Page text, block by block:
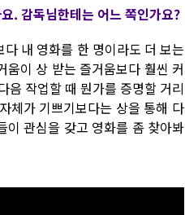
. 감독님한테는 어느 쪽인가요?
내 영화를 한 명이라도 더 보는
이 상 받는 즐거움보다 훨씬 커
음 작업할 때 뭔가를 증명할 거리
체가 기쁘기보다는 상을 통해 다
이 관심을 갖고 영화를 좀 찾아봐